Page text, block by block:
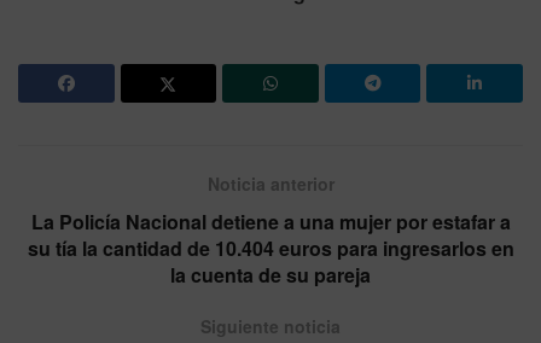
Noticia anterior
La Policía Nacional detiene a una mujer por estafar a
su tía la cantidad de 10.404 euros para ingresarlos en
la cuenta de su pareja
Siguiente noticia